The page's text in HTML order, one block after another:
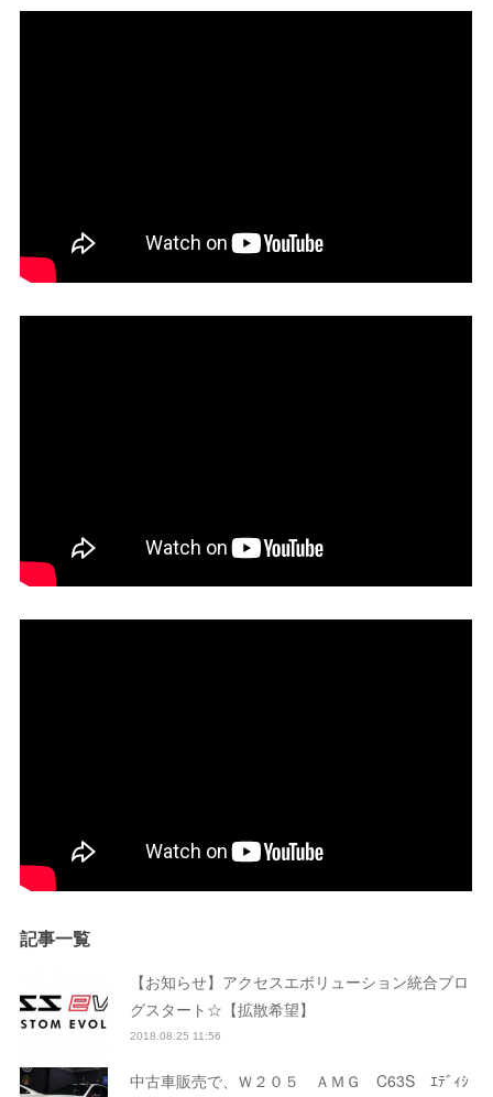
記事一覧
【お知らせ】アクセスエボリューション統合ブロ
グスタート☆【拡散希望】
2018.08.25 11:56
中古車販売で、Ｗ２０５ ＡＭＧ C63S ｴﾃﾞｨｼ